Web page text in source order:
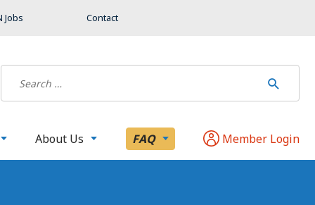
Jobs Contact
About Us FAQ Member Login